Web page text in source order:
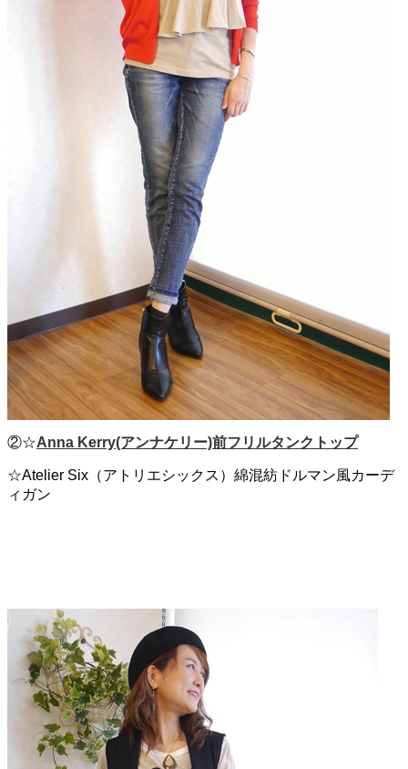
②☆Anna Kerry(アンナケリー)前フリルタンクトップ
☆Atelier Six（アトリエシックス）綿混紡ドルマン風カーデ
ィガン